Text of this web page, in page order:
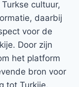
cultuur,
daarbij
voor de
Door zijn
het platform
bron voor